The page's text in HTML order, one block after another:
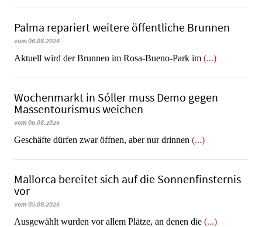
Palma repariert weitere öffentliche Brunnen
vom 06.08.2026
Aktuell wird der Brunnen im Rosa-Bueno-Park im (...)
Wochenmarkt in Sóller muss Demo gegen
Massentourismus weichen
vom 06.08.2026
Geschäfte dürfen zwar öffnen, aber nur drinnen (...)
Mallorca bereitet sich auf die Sonnenfinsternis
vor
vom 05.08.2026
Ausgewählt wurden vor allem Plätze, an denen die (...)